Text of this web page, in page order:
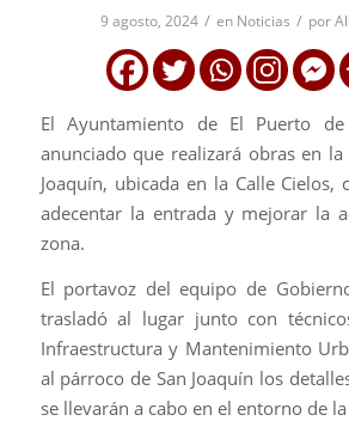
9 agosto, 2024 / en Noticias / por
El Ayuntamiento de El Puerto
anunciado que realizará obras en la
Joaquín, ubicada en la Calle
adecentar la entrada y mejorar la
zona.
El portavoz del equipo de
trasladó al lugar junto con
Infraestructura y Mantenimiento
al párroco de San Joaquín los
se llevarán a cabo en el entorno de